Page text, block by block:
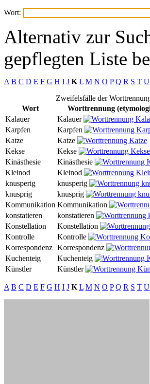
Wort:
Alternativ zur
gepflegten Liste
A B C D E F G H I J K L M N O P Q R S T U
Zweifelsfälle der
Wort
Worttrennung
Kalauer
Kalauer
Karpfen
Karpfen
Katze
Katze
Kekse
Kekse
Kinästhesie
Kinästhesie
Kleinod
Kleinod
knusperig
knusperig
knusprig
knusprig
Kommunikation Kommunikation
konstatieren
konstatieren
Konstellation
Konstellation
Kontrolle
Kontrolle
Korrespondenz Korrespondenz
Kuchenteig
Kuchenteig
Künstler
Künstler
A B C D E F G H I J K L M N O P Q R S T U